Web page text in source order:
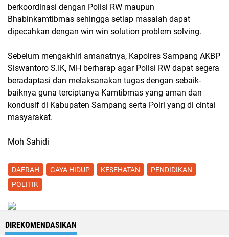
berkoordinasi dengan Polisi RW maupun
Bhabinkamtibmas sehingga setiap masalah dapat
dipecahkan dengan win win solution problem solving.
Sebelum mengakhiri amanatnya, Kapolres Sampang AKBP
Siswantoro S.IK, MH berharap agar Polisi RW dapat segera
beradaptasi dan melaksanakan tugas dengan sebaik-
baiknya guna terciptanya Kamtibmas yang aman dan
kondusif di Kabupaten Sampang serta Polri yang di cintai
masyarakat.
Moh Sahidi
DAERAH GAYA HIDUP KESEHATAN
PENDIDIKAN
POLITIK
DIREKOMENDASIKAN